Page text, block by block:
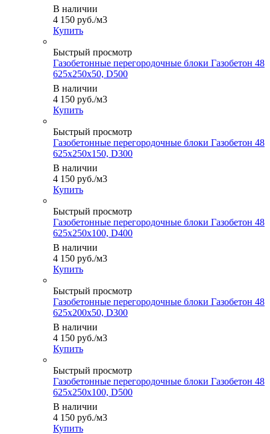
В наличии
4 150 руб./м3
Купить
Быстрый просмотр
Газобетонные перегородочные блоки Газобетон 48
625x250x50, D500
В наличии
4 150 руб./м3
Купить
Быстрый просмотр
Газобетонные перегородочные блоки Газобетон 48
625x250x150, D300
В наличии
4 150 руб./м3
Купить
Быстрый просмотр
Газобетонные перегородочные блоки Газобетон 48
625x250x100, D400
В наличии
4 150 руб./м3
Купить
Быстрый просмотр
Газобетонные перегородочные блоки Газобетон 48
625x200x50, D300
В наличии
4 150 руб./м3
Купить
Быстрый просмотр
Газобетонные перегородочные блоки Газобетон 48
625x250x100, D500
В наличии
4 150 руб./м3
Купить